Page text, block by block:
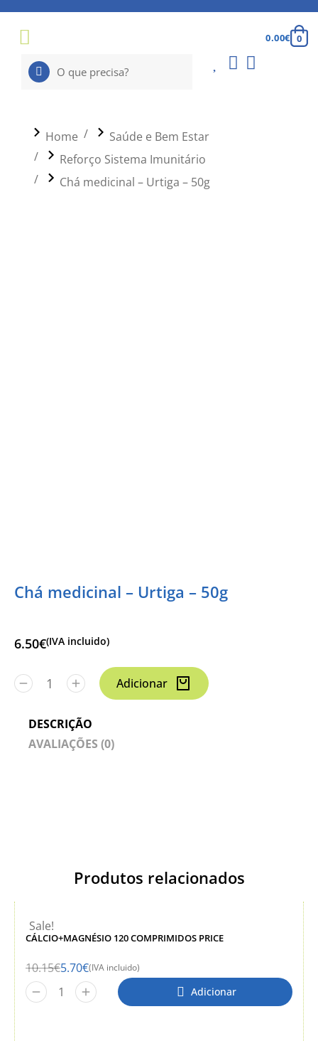
0.00€
You are here:
Home
Saúde e Bem Estar
Reforço Sistema Imunitário
Chá medicinal – Urtiga – 50g
Chá medicinal – Urtiga – 50g
6.50€(IVA incluido)
Adicionar
DESCRIÇÃO
AVALIAÇÕES (0)
Produtos relacionados
Sale!
CÁLCIO+MAGNÉSIO 120 COMPRIMIDOS PRICE
10.15€5.70€(IVA incluido)
Adicionar